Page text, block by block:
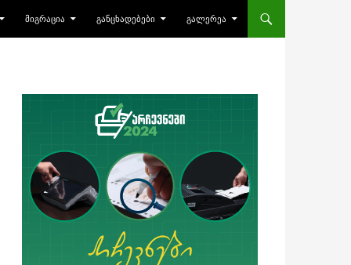
ᲛᲘᲒᲠᲐᲪᲘᲐ ᲒᲐᲜᲪᲮᲐᲓᲔᲑᲔᲑᲘ ᲒᲐᲚᲔᲠᲔᲐ